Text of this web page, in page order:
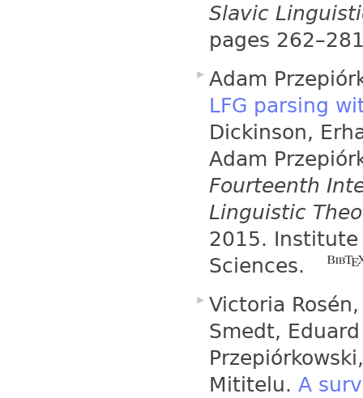
Slavic
pages
Adam
LFG parsing
Dickinson,
Adam
Fourteenth
Linguistic
2015. Institute
Sciences.
Victoria
Smedt,
Mititelu.A